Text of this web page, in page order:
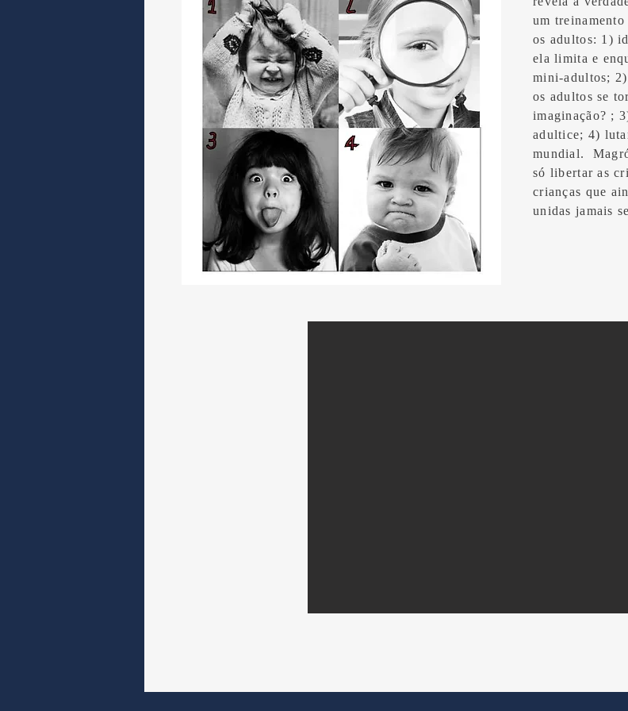
um
os adultos: 1)
ela limita e
mini-adultos;
os adultos se
imaginação? ;
adultice; 4)
mundial.
só libertar as
crianças que
unidas jamais